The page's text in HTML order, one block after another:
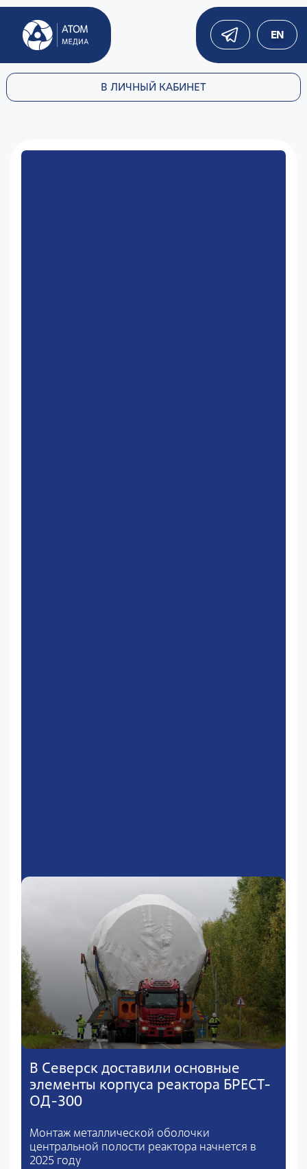
EN
В ЛИЧНЫЙ КАБИНЕТ
В Северск доставили основные
элементы корпуса реактора БРЕСТ-
ОД-300
Монтаж металлической оболочки
центральной полости реактора начнется в
2025 году